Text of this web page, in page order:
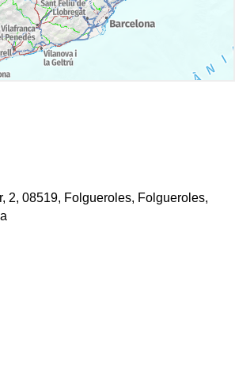
2, 08519, Folgueroles, Folgueroles,